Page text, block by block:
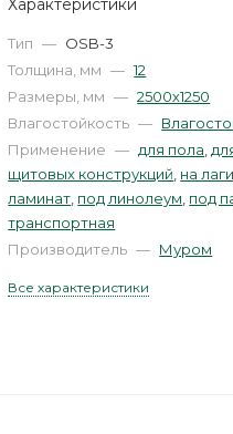
Характеристики
Тип — OSB-3
Толщина, мм — 12
Размеры, мм — 2500х1250
Влагостойкость —
Применение — для пола
щитовых конструкций на лаги
ламинат под линолеум под
транспортная
Производитель — Муром
Все характеристики